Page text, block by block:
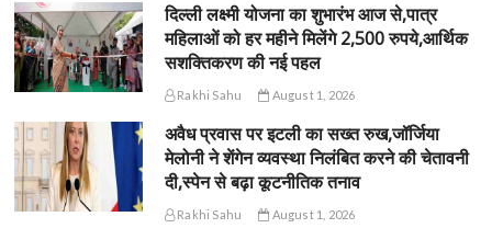
दिल्ली लक्ष्मी योजना का शुभारंभ आज से,पात्र
महिलाओं को हर महीने मिलेंगे 2,500 रुपये,आर्थिक
सशक्तिकरण की नई पहल
Rakhi Sahu August 1, 2026
अवैध प्रवास पर इटली का सख्त रुख,जॉर्जिया
मेलोनी ने शेंगेन व्यवस्था निलंबित करने की चेतावनी
दी,स्पेन से बढ़ा कूटनीतिक तनाव
Rakhi Sahu August 1, 2026